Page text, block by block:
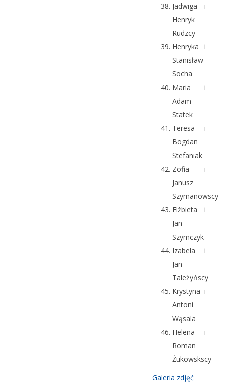
Jadwiga i
Henryk
Rudzcy
Henryka i
Stanisław
Socha
Maria i
Adam
Statek
Teresa i
Bogdan
Stefaniak
Zofia i
Janusz
Szymanowscy
Elżbieta i
Jan
Szymczyk
Izabela i
Jan
Tależyńscy
Krystyna i
Antoni
Wąsala
Helena i
Roman
Żukowskscy
Galeria zdjęć